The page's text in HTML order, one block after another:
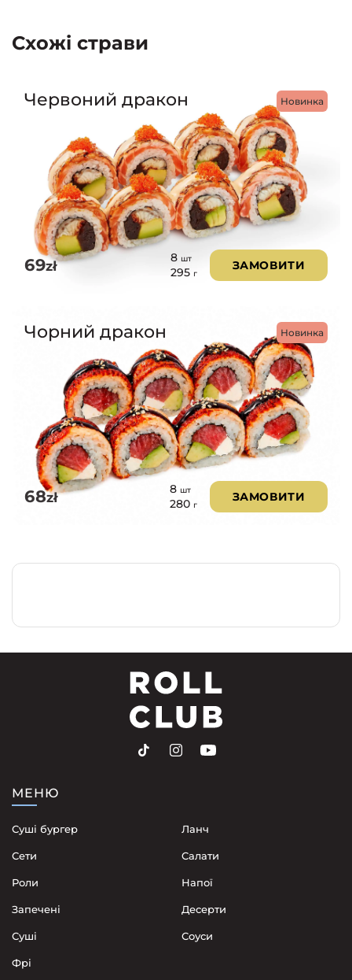
Схожі страви
Новинка
Червоний дракон
69zł
8 шт
295 г
ЗАМОВИТИ
Новинка
Чорний дракон
68zł
8 шт
280 г
ЗАМОВИТИ
МЕНЮ
Суші бургер
Сети
Роли
Запечені
Суші
Фрі
Ланч
Cалати
Напої
Десерти
Соуси